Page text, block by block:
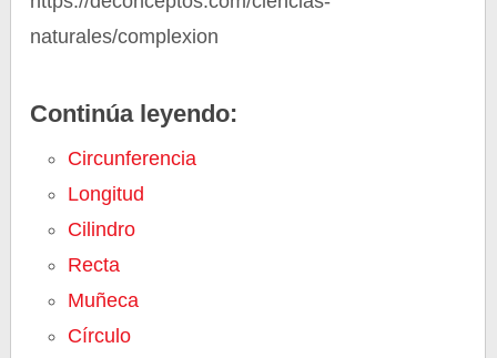
naturales/complexion
Continúa leyendo:
Circunferencia
Longitud
Cilindro
Recta
Muñeca
Círculo